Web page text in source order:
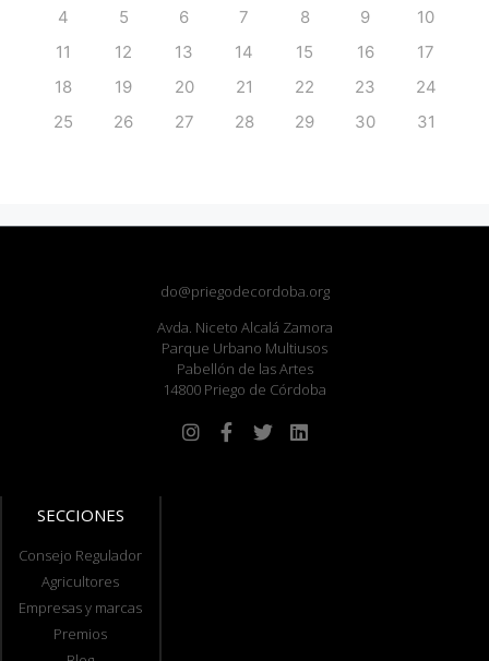
4
5 6 7 8 9
10
11
12 13 14 15 16
17
18
19 20 21 22 23
24
25
26 27 28 29 30 31
do@priegodecordoba.org
Avda. Niceto Alcalá Zamora
Parque Urbano Multiusos
Pabellón de las Artes
14800 Priego de Córdoba
SECCIONES
Consejo Regulador
Agricultores
Empresas y marcas
Premios